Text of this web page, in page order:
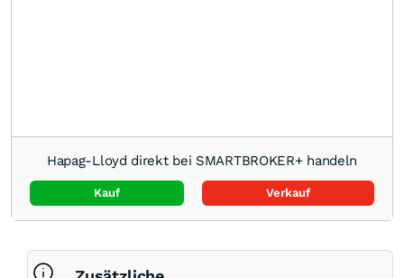
Hapag-Lloyd direkt bei SMARTBROKER+ handeln
Kauf Verkauf